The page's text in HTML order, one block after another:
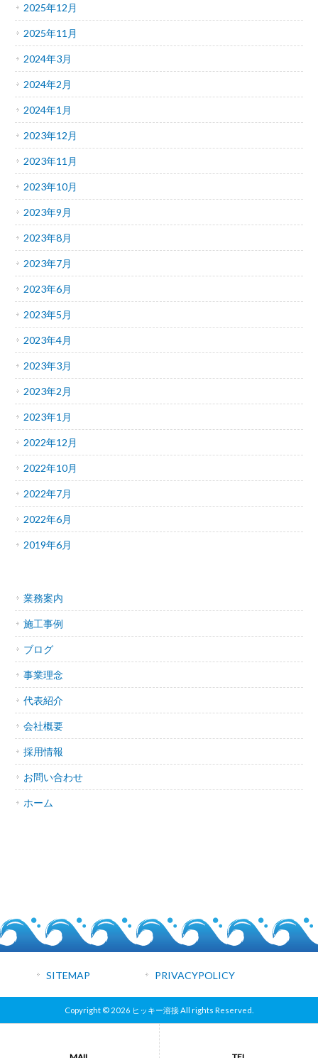
2025年12月
2025年11月
2024年3月
2024年2月
2024年1月
2023年12月
2023年11月
2023年10月
2023年9月
2023年8月
2023年7月
2023年6月
2023年5月
2023年4月
2023年3月
2023年2月
2023年1月
2022年12月
2022年10月
2022年7月
2022年6月
2019年6月
業務案内
施工事例
ブログ
事業理念
代表紹介
会社概要
採用情報
お問い合わせ
ホーム
SITEMAP PRIVACYPOLICY
Copyright © 2026 ヒッキー溶接 All rights Reserved.